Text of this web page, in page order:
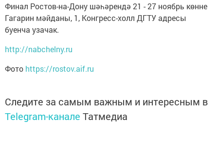
Финал Ростов-на-Дону шәһәрендә 21 - 27 ноябрь көнне
Гагарин мәйданы, 1, Конгресс-холл ДГТУ адресы
буенча узачак.
http://nabchelny.ru
Фото https://rostov.aif.ru
Следите за самым важным и интересным в
Telegram-канале Татмедиа